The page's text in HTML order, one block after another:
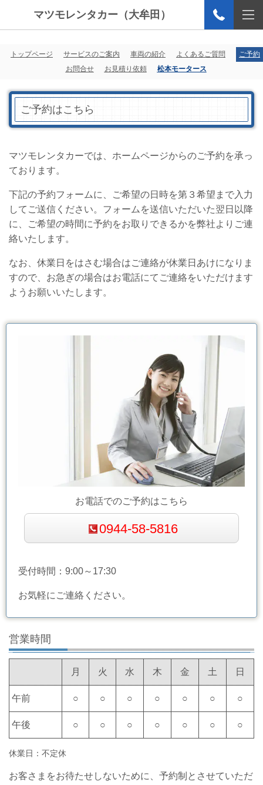
マツモレンタカー（大牟田）
トップページ サービスのご案内 車両の紹介 よくあるご質問
ご予約
お問合せ
お見積り依頼 松本モータース
ご予約はこちら
マツモレンタカーでは、ホームページからのご予約を承っ
ております。
下記の予約フォームに、ご希望の日時を第３希望まで入力
してご送信ください。フォームを送信いただいた翌日以降
に、ご希望の時間に予約をお取りできるかを弊社よりご連
絡いたします。
なお、休業日をはさむ場合はご連絡が休業日あけになりま
すので、お急ぎの場合はお電話にてご連絡をいただけます
ようお願いいたします。
お電話でのご予約はこちら
0944-58-5816
受付時間：9:00～17:30
お気軽にご連絡ください。
営業時間
月 火 水 木 金 土 日
午前 ○ ○ ○ ○ ○ ○ ○
午後 ○ ○ ○ ○ ○ ○ ○
休業日：不定休
お客さまをお待たせしないために、予約制とさせていただ